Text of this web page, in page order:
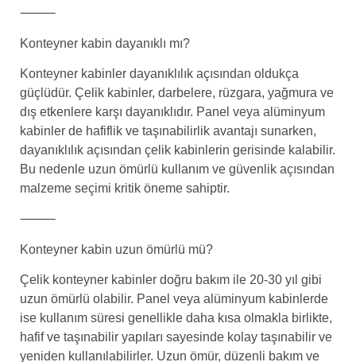
⸻
Konteyner kabin dayanıklı mı?
Konteyner kabinler dayanıklılık açısından oldukça
güçlüdür. Çelik kabinler, darbelere, rüzgara, yağmura ve
dış etkenlere karşı dayanıklıdır. Panel veya alüminyum
kabinler de hafiflik ve taşınabilirlik avantajı sunarken,
dayanıklılık açısından çelik kabinlerin gerisinde kalabilir.
Bu nedenle uzun ömürlü kullanım ve güvenlik açısından
malzeme seçimi kritik öneme sahiptir.
⸻
Konteyner kabin uzun ömürlü mü?
Çelik konteyner kabinler doğru bakım ile 20-30 yıl gibi
uzun ömürlü olabilir. Panel veya alüminyum kabinlerde
ise kullanım süresi genellikle daha kısa olmakla birlikte,
hafif ve taşınabilir yapıları sayesinde kolay taşınabilir ve
yeniden kullanılabilirler. Uzun ömür, düzenli bakım ve